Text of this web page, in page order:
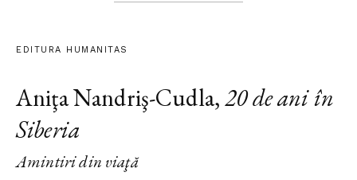
EDITURA HUMANITAS
Aniţa Nandriş-Cudla,20 de ani în
Siberia
Amintiri din viaţă